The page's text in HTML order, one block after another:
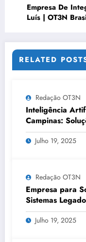
Empresa De
Luís | OT3N
RELATED
Redação OT3N
Inteligência
Campinas:
OT3N Brasil –
Julho 19, 2025
Redação OT3N
Empresa para
Sistemas
Horizonte |
Julho 19, 2025